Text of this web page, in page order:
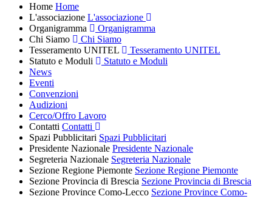
Home Home
L'associazione L'associazione
Organigramma
Organigramma
Chi Siamo
Chi Siamo
Tesseramento UNITEL
Tesseramento UNITEL
Statuto e Moduli
Statuto e Moduli
News
Eventi
Convenzioni
Audizioni
Cerco/Offro Lavoro
Contatti Contatti
Spazi Pubblicitari Spazi Pubblicitari
Presidente Nazionale Presidente Nazionale
Segreteria Nazionale Segreteria Nazionale
Sezione Regione Piemonte Sezione Regione Piemonte
Sezione Provincia di Brescia Sezione Provincia di Brescia
Sezione Province Como-Lecco Sezione Province Como-